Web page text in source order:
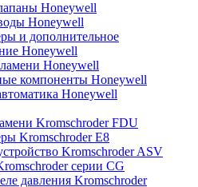
Honeywell
Honeywell
и дополнительное
Honeywell
Honeywell
компоненты Honeywell
Honeywell
Kromschroder FDU
Kromschroder E8
Kromschroder ASV
серии CG
давления Kromschroder